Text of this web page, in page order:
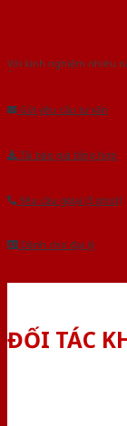
Với kinh nghiệm nhiêu
Gửi yêu cầu tư vấn
Tải báo giá tổng hợp
Yêu cầu gọi lại (3 phút)
Dành cho đại lý
ĐỐI TÁC